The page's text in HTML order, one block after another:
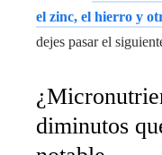
el zinc, el hierro y
dejes pasar el
diminutos